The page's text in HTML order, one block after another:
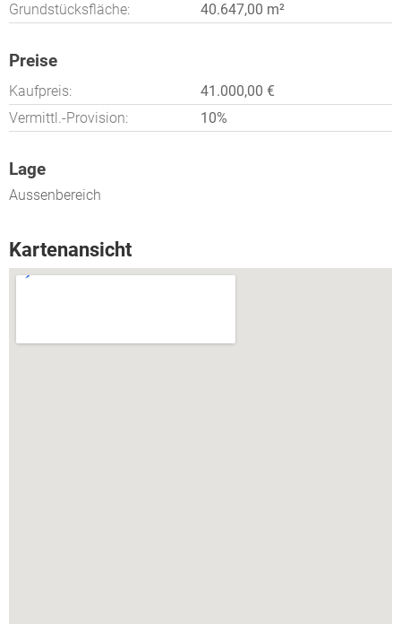
Grundstücksfläche: 40.647,00 m²
Preise
Kaufpreis:
41.000,00 €
Vermittl.-Provision:
10%
Lage
Aussenbereich
Kartenansicht